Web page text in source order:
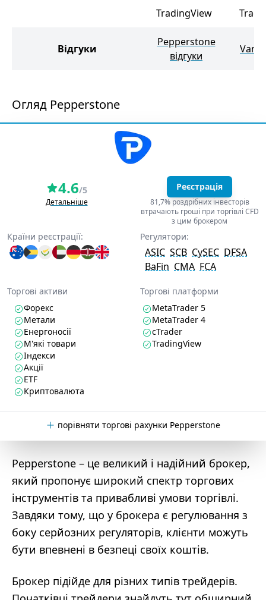
TradingView
Відгуки
Pepperstone
відгуки
Огляд Pepperstone
4.6/5
Детальніше
Реєстрація
81,7% роздрібних інвесторів
втрачають гроші при торгівлі CFD
з цим брокером
Країни реєстрації: Регулятори:
ASIC SCB CySEC DFSA
BaFin CMA FCA
Торгові активи
Форекс
Метали
Енергоносії
М'які товари
Індекси
Акції
ETF
Криптовалюта
Торгові платформи
MetaTrader 5
MetaTrader 4
cTrader
TradingView
порівняти торгові рахунки Pepperstone
Pepperstone – це великий і надійний брокер,
який пропонує широкий спектр торгових
інструментів та привабливі умови торгівлі.
Завдяки тому, що у брокера є регулювання з
боку серйозних регуляторів, клієнти можуть
бути впевнені в безпеці своїх коштів.
Брокер підійде для різних типів трейдерів.